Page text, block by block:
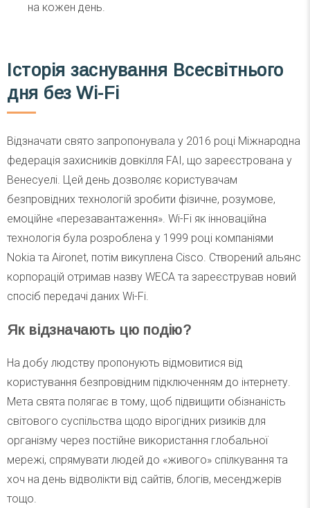
на кожен день.
Історія заснування Всесвітнього
дня без Wi-Fi
Відзначати свято запропонувала у 2016 році Міжнародна
федерація захисників довкілля FAI, що зареєстрована у
Венесуелі. Цей день дозволяє користувачам
безпровідних технологій зробити фізичне, розумове,
емоційне «перезавантаження». Wi-Fi як інноваційна
технологія була розроблена у 1999 році компаніями
Nokia та Aironet, потім викуплена Cisco. Створений альянс
корпорацій отримав назву WECA та зареєстрував новий
спосіб передачі даних Wi-Fi.
Як відзначають цю подію?
На добу людству пропонують відмовитися від
користування безпровідним підключенням до інтернету.
Мета свята полягає в тому, щоб підвищити обізнаність
світового суспільства щодо вірогідних ризиків для
організму через постійне використання глобальної
мережі, спрямувати людей до «живого» спілкування та
хоч на день відволікти від сайтів, блогів, месенджерів
тощо.